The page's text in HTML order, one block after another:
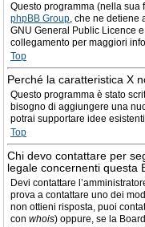
Questo programma (nella sua
phpBB Group, che ne detiene
GNU General Public Licence
collegamento per maggiori
Top
Perché la caratteristica X
Questo programma è stato
bisogno di aggiungere una
potrai supportare idee
Top
Chi devo contattare per
legale concernenti questa
Devi contattare
prova a contattare uno dei
non ottieni risposta, puoi
con whois) oppure, se la